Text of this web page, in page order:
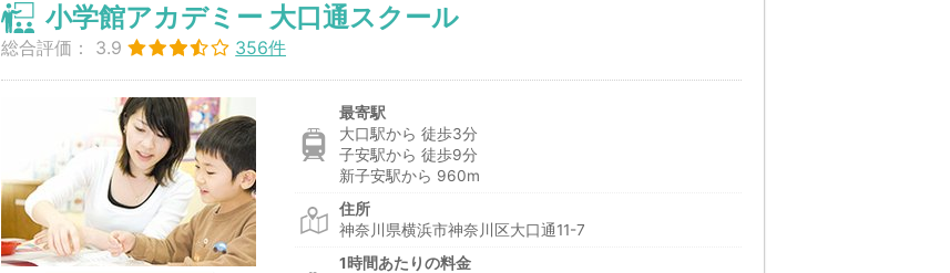
小学館アカデミー 大口通スクール
総合評価： 3.9 356件
最寄駅
大口駅から 徒歩3分
子安駅から 徒歩9分
新子安駅から 960m
住所
神奈川県横浜市神奈川区大口通11-7
1時間あたりの料金